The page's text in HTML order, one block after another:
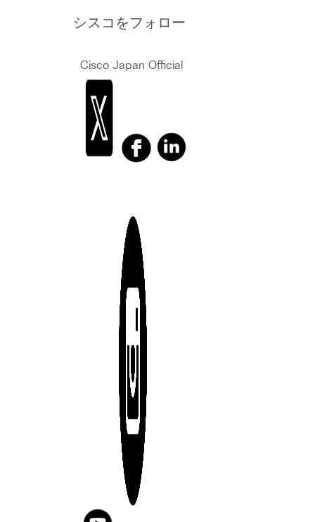
シスコをフォロー
Cisco Japan Official